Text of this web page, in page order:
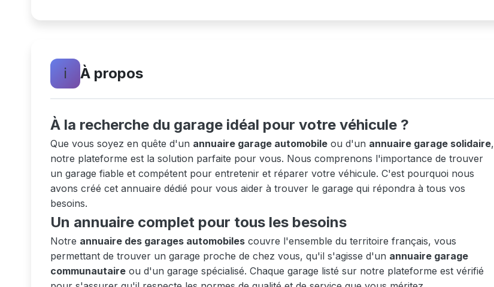
ℹ️ À propos
À la recherche du garage idéal pour votre véhicule ?
Que vous soyez en quête d'un annuaire garage automobile ou d'un annuaire garage solidaire,
notre plateforme est la solution parfaite pour vous. Nous comprenons l'importance de trouver
un garage fiable et compétent pour entretenir et réparer votre véhicule. C'est pourquoi nous
avons créé cet annuaire dédié pour vous aider à trouver le garage qui répondra à tous vos
besoins.
Un annuaire complet pour tous les besoins
Notre annuaire des garages automobiles couvre l'ensemble du territoire français, vous
permettant de trouver un garage proche de chez vous, qu'il s'agisse d'un annuaire garage
communautaire ou d'un garage spécialisé. Chaque garage listé sur notre plateforme est vérifié